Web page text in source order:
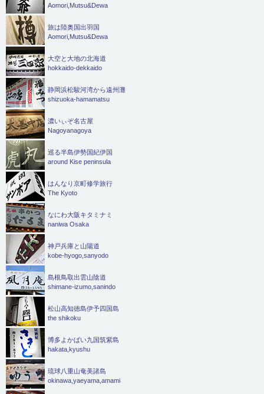
Aomori,Mutsu&Dewa
旅は陸奥国出羽国
Aomori,Mutsu&Dewa
大空と大地の北海道
hokkaido-dekkaido
静岡浜松駿河湾から遠州灘
shizuoka-hamamatsu
濃いぃぞ名古屋
Nagoyanagoya
巡る半島伊勢国紀伊国
around Kise peninsula
はんなり京町修学旅行
The Kyoto
なにわ大阪キタミナミ
naniwa Osaka
神戸兵庫と山陽道
kobe-hyogo,sanyodo
島根鳥取出雲山陰道
shimane-izumo,sanindo
松山高知徳島伊予四国島
the shikoku
博多よかばい九国筑紫島
hakata,kyushu
琉球八重山奄美諸島
okinawa,yaeyama,amami